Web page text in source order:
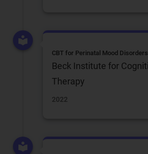
CBT for Perinatal Mood Disorders
Beck Institute for
Therapy
2022